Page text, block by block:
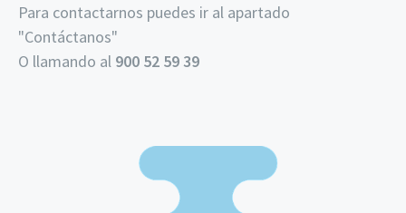
Para contactarnos puedes ir al apartado
"Contáctanos"
O llamando al 900 52 59 39